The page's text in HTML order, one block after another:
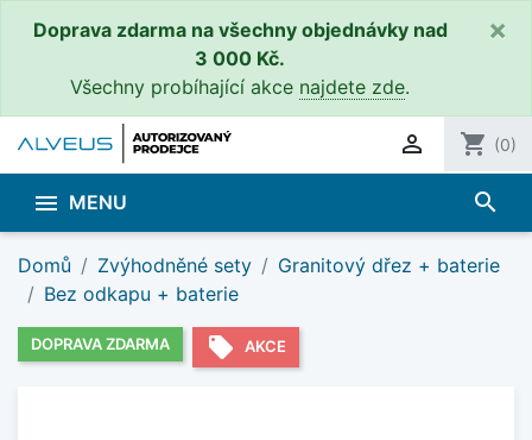
Doprava zdarma na všechny objednávky nad
3 000 Kč.
Všechny probíhající akce najdete zde.
×
 shopping_cart (0)
 MENU search
Domů Zvýhodněné sety
Granitový dřez + baterie
Bez odkapu + baterie
DOPRAVA ZDARMA local_offer AKCE